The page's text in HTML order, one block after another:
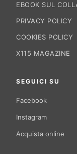
EBOOK SUL
PRIVACY POLICY
COOKIES POLICY
X115 MAGAZINE
SEGUICI SU
Facebook
Instagram
Acquista online